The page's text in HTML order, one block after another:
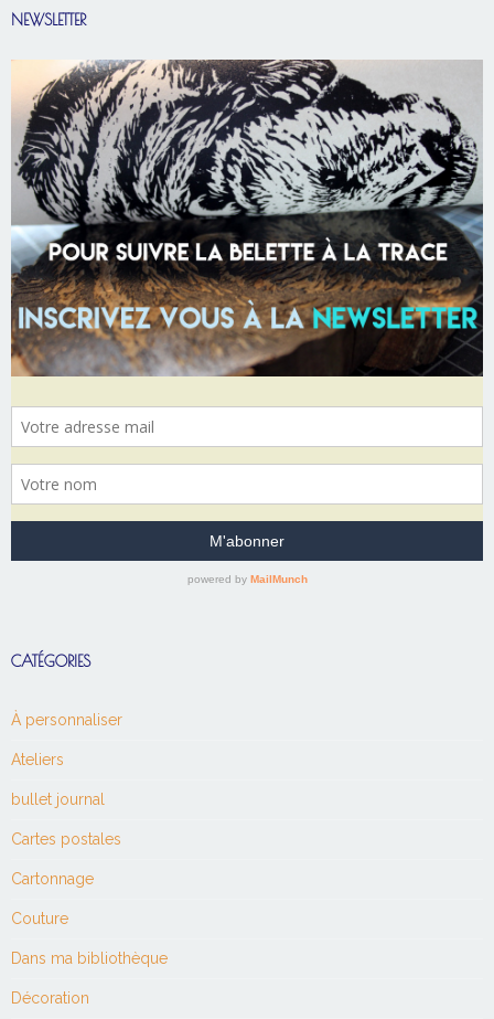
NEWSLETTER
CATÉGORIES
À personnaliser
Ateliers
bullet journal
Cartes postales
Cartonnage
Couture
Dans ma bibliothèque
Décoration